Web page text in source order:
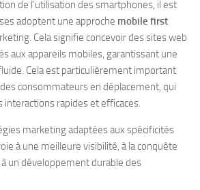
de l’utilisation des smartphones, il est
adoptent une approche mobile first
Cela signifie concevoir des sites web
aux appareils mobiles, garantissant une
Cela est particulièrement important
consommateurs en déplacement, qui
rapides et efficaces.
marketing adaptées aux spécificités
à une meilleure visibilité, à la conquête
un développement durable des